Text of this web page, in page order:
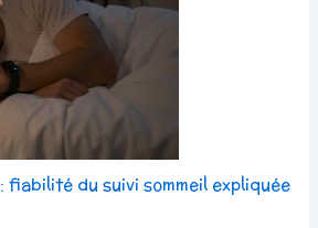
fiabilité du suivi sommeil expliquée